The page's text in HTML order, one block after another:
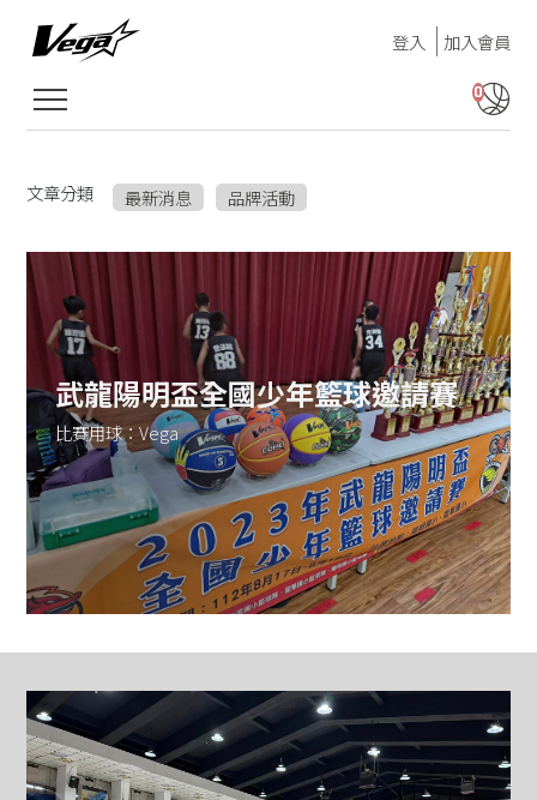
登入 加入會員
0
文章分類 最新消息 品牌活動
武龍陽明盃全國少年籃球邀請賽
比賽用球：Vega